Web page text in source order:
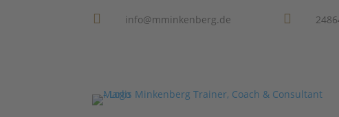
 info@mminkenberg.de 